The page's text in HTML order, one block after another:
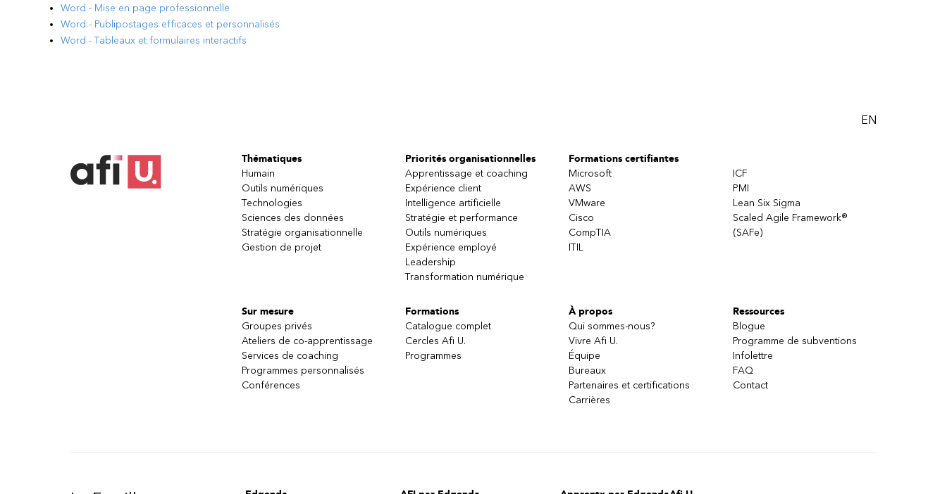
Word - Mise en page professionnelle
Word - Publipostages efficaces et personnalisés
Word - Tableaux et formulaires interactifs
EN
Thématiques
Humain
Outils numériques
Technologies
Sciences des données
Stratégie organisationnelle
Gestion de projet
Priorités organisationnelles
Apprentissage et coaching
Expérience client
Intelligence artificielle
Stratégie et performance
Outils numériques
Expérience employé
Leadership
Transformation numérique
Formations certifiantes
Microsoft
AWS
VMware
Cisco
CompTIA
ITIL
ICF
PMI
Lean Six Sigma
Scaled Agile Framework®
(SAFe)
Sur mesure
Groupes privés
Ateliers de co-apprentissage
Services de coaching
Programmes personnalisés
Conférences
Formations
Catalogue complet
Cercles Afi U.
Programmes
À propos
Qui sommes-nous?
Vivre Afi U.
Équipe
Bureaux
Partenaires et certifications
Carrières
Ressources
Blogue
Programme de subventions
Infolettre
FAQ
Contact